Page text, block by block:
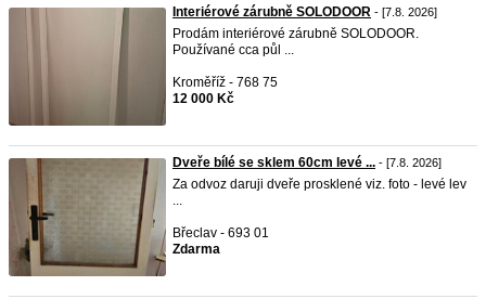
Interiérové zárubně SOLODOOR - [7.8. 2026]
Prodám interiérové zárubně SOLODOOR.
Používané cca půl ...
Kroměříž - 768 75
12 000 Kč
Dveře bílé se sklem 60cm levé ... - [7.8. 2026]
Za odvoz daruji dveře prosklené viz. foto - levé lev
...
Břeclav - 693 01
Zdarma